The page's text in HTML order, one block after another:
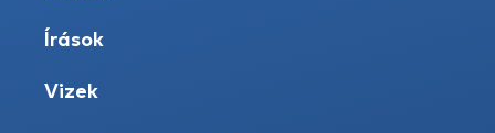
Írások
Vizek